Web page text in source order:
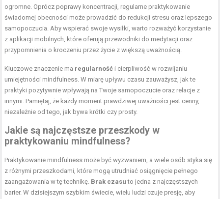
ogromne. Oprócz poprawy koncentracji, regularne praktykowanie
świadomej obecności może prowadzić do redukcji stresu oraz lepszego
samopoczucia. Aby wspierać swoje wysiłki, warto rozważyć korzystanie
z aplikacji mobilnych, które oferują przewodniki do medytacji oraz
przypomnienia o kroczeniu przez życie z większą uważnością.
Kluczowe znaczenie ma regularność i cierpliwość w rozwijaniu
umiejętności mindfulness. W miarę upływu czasu zauważysz, jak te
praktyki pozytywnie wpływają na Twoje samopoczucie oraz relacje z
innymi. Pamiętaj, że każdy moment prawdziwej uważności jest cenny,
niezależnie od tego, jak bywa krótki czy prosty.
Jakie są najczęstsze przeszkody w
praktykowaniu mindfulness?
Praktykowanie mindfulness może być wyzwaniem, a wiele osób styka się
z różnymi przeszkodami, które mogą utrudniać osiągnięcie pełnego
zaangażowania w tę technikę. Brak czasu to jedna z najczęstszych
barier. W dzisiejszym szybkim świecie, wielu ludzi czuje presję, aby